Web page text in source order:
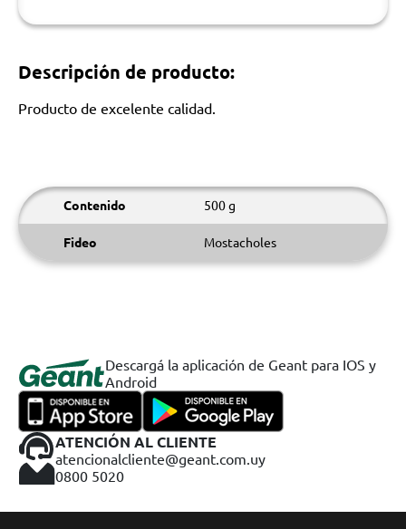
Descripción de producto:
Producto de excelente calidad.
Contenido 500 g
Fideo Mostacholes
Descargá la aplicación de Geant para IOS y
Android
ATENCIÓN AL CLIENTE
atencionalcliente@geant.com.uy
0800 5020